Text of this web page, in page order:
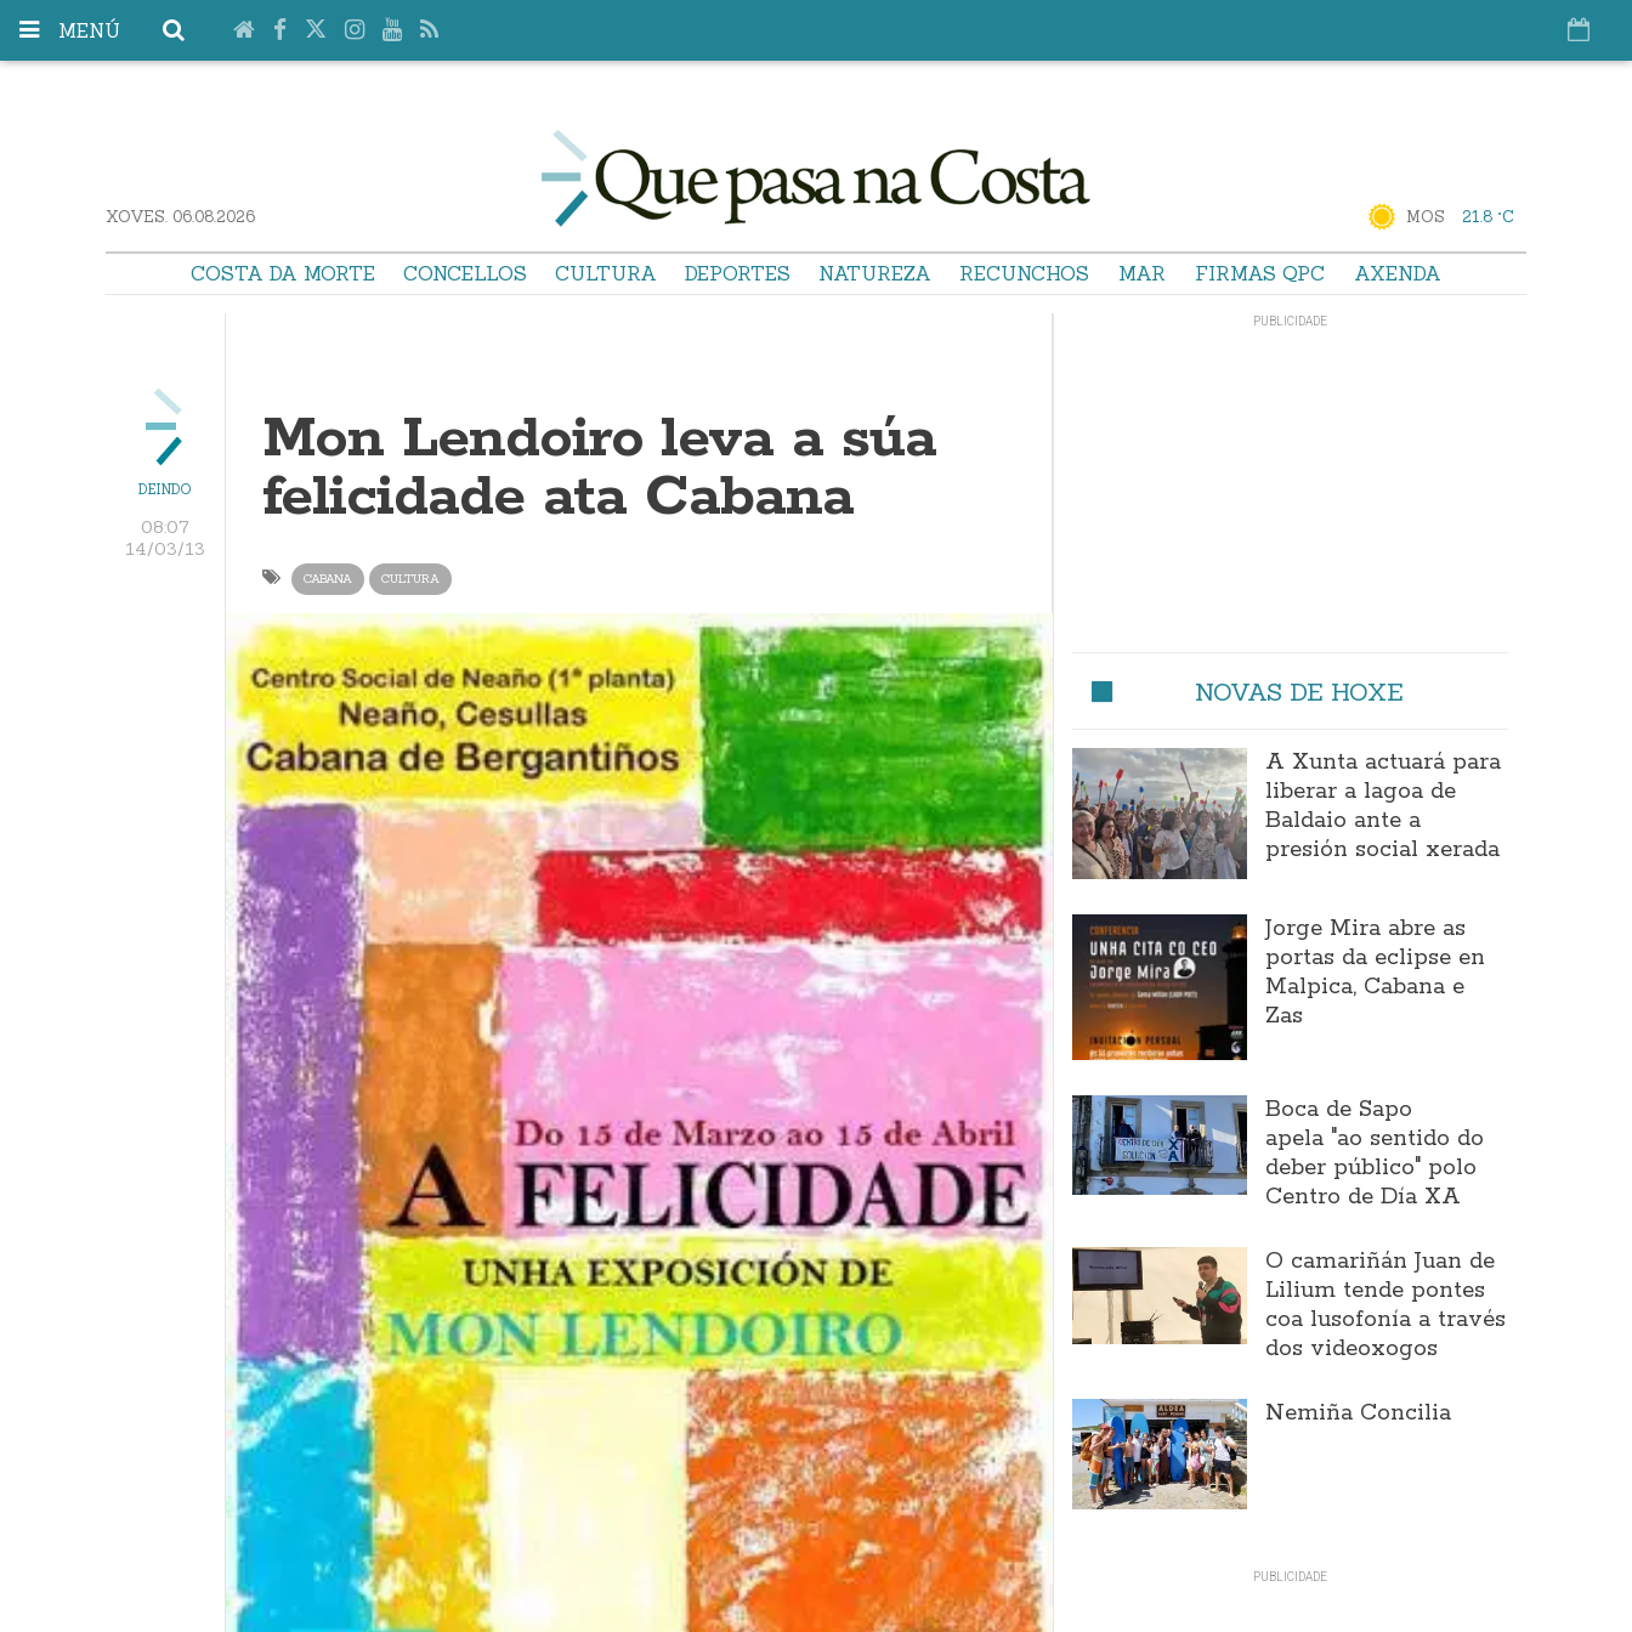
MENÚ
XOVES. 06.08.2026 MOS 21.8 °C
COSTA DA MORTE CONCELLOS CULTURA DEPORTES NATUREZA RECUNCHOS MAR FIRMAS QPC AXENDA
DEINDO
08:07
14/03/13
Mon Lendoiro leva a súa
felicidade ata Cabana
CABANA CULTURA
NOVAS DE HOXE
A Xunta actuará para
liberar a lagoa de
Baldaio ante a
presión social xerada
Jorge Mira abre as
portas da eclipse en
Malpica, Cabana e
Zas
Boca de Sapo
apela "ao sentido do
deber público" polo
Centro de Día XA
O camariñán Juan de
Lilium tende pontes
coa lusofonía a través
dos videoxogos
Nemiña Concilia